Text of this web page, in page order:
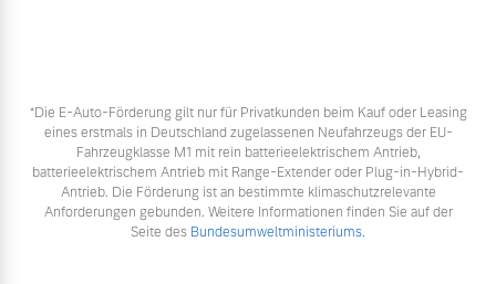
*Die E‑Auto-Förderung gilt nur für Privatkunden beim Kauf oder Leasing
eines erstmals in Deutschland zugelassenen Neufahrzeugs der EU-
Fahrzeugklasse M1 mit rein batterieelektrischem Antrieb,
batterieelektrischem Antrieb mit Range-Extender oder Plug-in-Hybrid-
Antrieb. Die Förderung ist an bestimmte klimaschutzrelevante
Anforderungen gebunden. Weitere Informationen finden Sie auf der
Seite des Bundesumweltministeriums.